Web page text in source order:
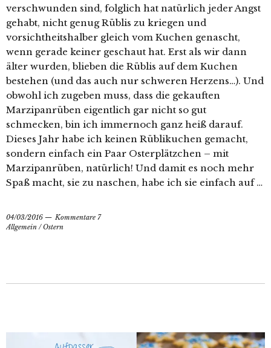
verschwunden sind, folglich hat natürlich jeder Angst
gehabt, nicht genug Rüblis zu kriegen und
vorsichtheitshalber gleich vom Kuchen genascht,
wenn gerade keiner geschaut hat. Erst als wir dann
älter wurden, blieben die Rüblis auf dem Kuchen
bestehen (und das auch nur schweren Herzens…). Und
obwohl ich zugeben muss, dass die gekauften
Marzipanrüben eigentlich gar nicht so gut
schmecken, bin ich immernoch ganz heiß darauf.
Dieses Jahr habe ich keinen Rüblikuchen gemacht,
sondern einfach ein Paar Osterplätzchen – mit
Marzipanrüben, natürlich! Und damit es noch mehr
Spaß macht, sie zu naschen, habe ich sie einfach auf …
04/03/2016
Kommentare 7
Allgemein /Ostern